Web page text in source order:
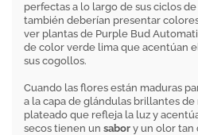
perfectas a lo largo de sus ciclos
también deberían presentar
ver plantas de Purple Bud
de color verde lima que acentúan
sus cogollos.
Cuando las flores están maduras
a la capa de glándulas brillantes
plateado que refleja la luz y
secos tienen un sabor y un olor tan